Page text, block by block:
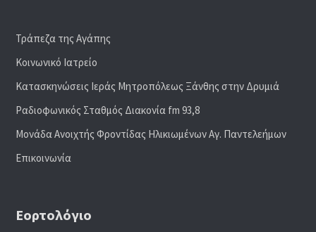
Τράπεζα της Αγάπης
Κοινωνικό Ιατρείο
Κατασκηνώσεις Ιεράς Μητροπόλεως Ξάνθης στην Δρυμιά
Ραδιoφωνικός Σταθμός Διακονία fm 93,8
Μονάδα Ανοιχτής Φροντίδας Ηλικιωμένων Αγ. Παντελεήμων
Επικοινωνία
Εορτολόγιο